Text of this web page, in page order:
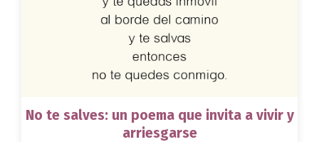
No te salves: un poema que invita a vivir y
arriesgarse